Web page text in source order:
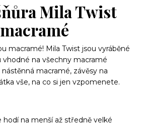
Mila Twist
macramé! Mila Twist jsou vyráběné
vhodné na všechny macramé
macramé, závěsy na
vše, na co si jen vzpomenete.
hodí na menší až středně velké